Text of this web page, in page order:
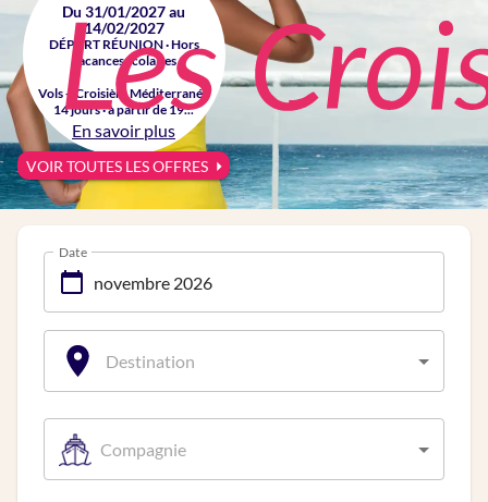
Du 31/01/2027 au
14/02/2027
DÉPART RÉUNION · Hors
vacances scolaires
Vols + Croisière Méditerranée
14 jours · à partir de 19...
En savoir plus
VOIR TOUTES LES OFFRES
Date
Destination
Compagnie